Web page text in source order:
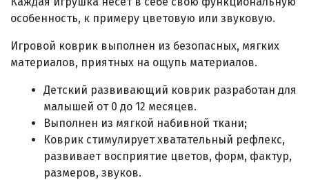
особенность, к примеру цветовую или звуковую.
Игровой коврик выполнен из безопасных, мягких
материалов, приятных на ощупь материалов.
Детский развивающий коврик разработан для
малышей от 0 до 12 месяцев.
Выполнен из мягкой набивной ткани;
Коврик стимулирует хватательный рефлекс,
развивает восприятие цветов, форм, фактур,
размеров, звуков.